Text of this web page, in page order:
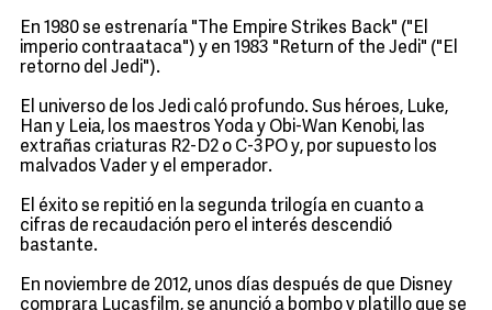
En 1980 se estrenaría "The Empire Strikes Back" ("El
imperio contraataca") y en 1983 "Return of the Jedi" ("El
retorno del Jedi").
El universo de los Jedi caló profundo. Sus héroes, Luke,
Han y Leia, los maestros Yoda y Obi-Wan Kenobi, las
extrañas criaturas R2-D2 o C-3PO y, por supuesto los
malvados Vader y el emperador.
El éxito se repitió en la segunda trilogía en cuanto a
cifras de recaudación pero el interés descendió
bastante.
En noviembre de 2012, unos días después de que Disney
comprara Lucasfilm, se anunció a bombo y platillo que se